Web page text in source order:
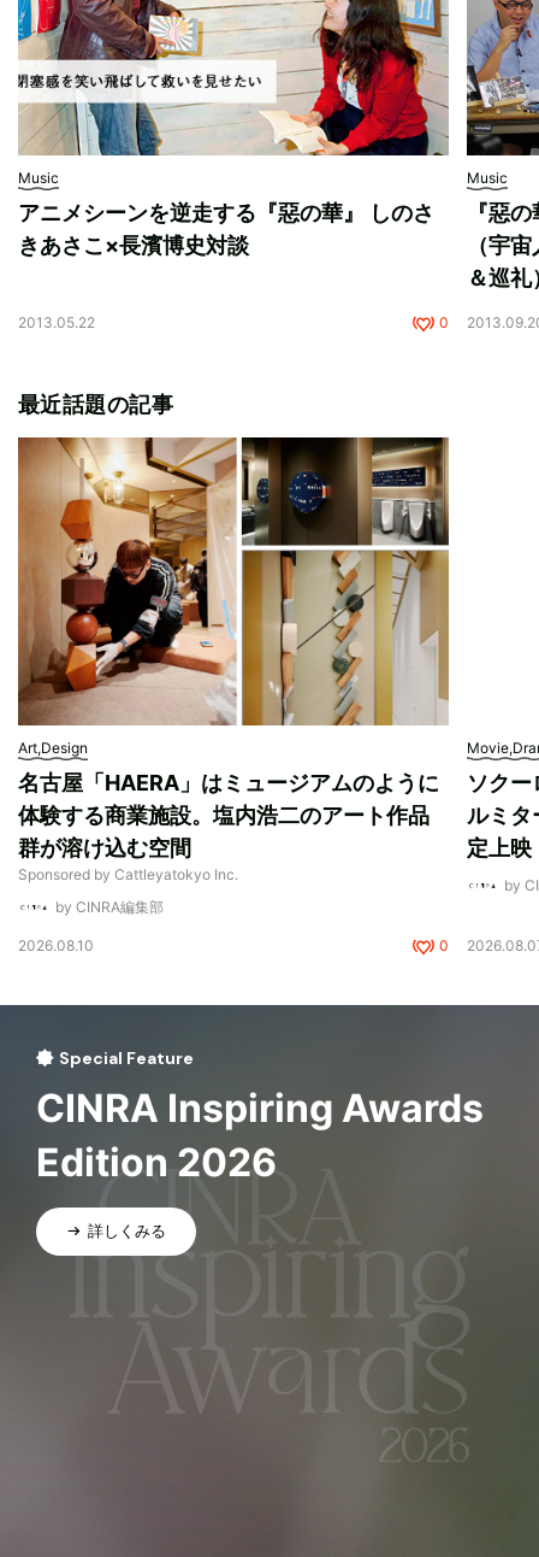
Music
アニメシーンを逆走する『惡の華』 しのさ
きあさこ×長濱博史対談
2013.05.22 0
Music
『惡
（宇
＆巡
最近話題の記事
Art,Design
名古屋「HAERA」はミュージアムのように
体験する商業施設。塩内浩二のアート作品
群が溶け込む空間
Sponsored by Cattleyatokyo Inc.
by CINRA編集部
2026.08.10 0
ソク
ルミタ
定上映
by
Special Feature
CINRA Inspiring Awards
Edition 2026
詳しくみる